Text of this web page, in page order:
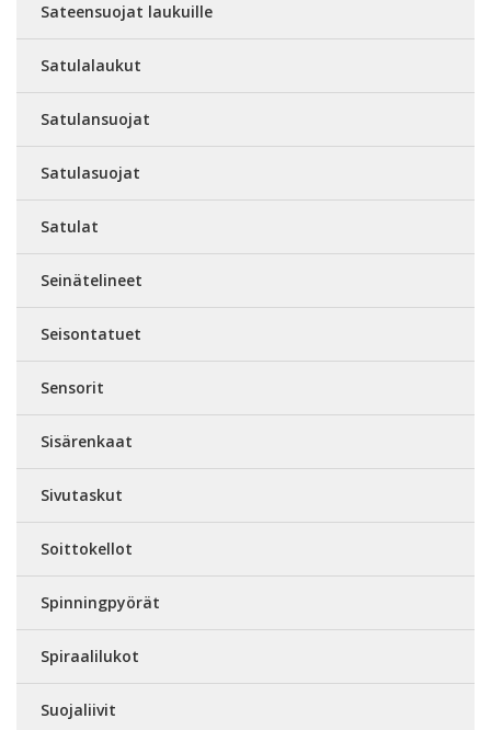
Sateensuojat laukuille
Satulalaukut
Satulansuojat
Satulasuojat
Satulat
Seinätelineet
Seisontatuet
Sensorit
Sisärenkaat
Sivutaskut
Soittokellot
Spinningpyörät
Spiraalilukot
Suojaliivit